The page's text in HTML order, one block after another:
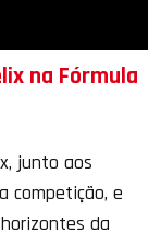
na Fórmula
junto aos
competição, e
da